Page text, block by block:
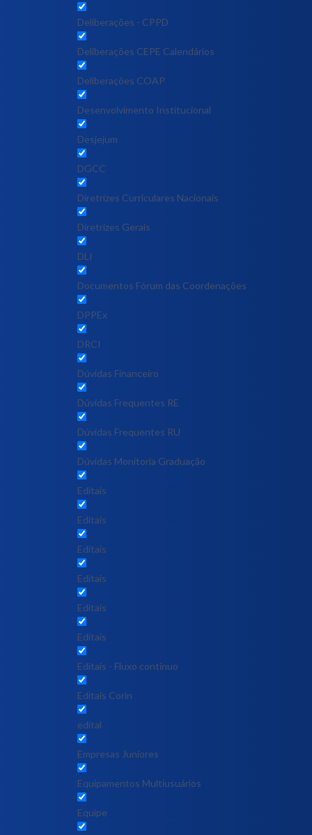
Deliberações - CPPD
Deliberações CEPE Calendários
Deliberações COAP
Desenvolvimento Institucional
Desjejum
DGCC
Diretrizes Curriculares Nacionais
Diretrizes Gerais
DLI
Documentos Fórum das Coordenações
DPPEx
DRCI
Dúvidas Financeiro
Dúvidas Frequentes RE
Dúvidas Frequentes RU
Dúvidas Monitoria Graduação
Editais
Editais
Editais
Editais
Editais
Editais
Editais - Fluxo contínuo
Editais Corin
edital
Empresas Juniores
Equipamentos Multiusuários
Equipe